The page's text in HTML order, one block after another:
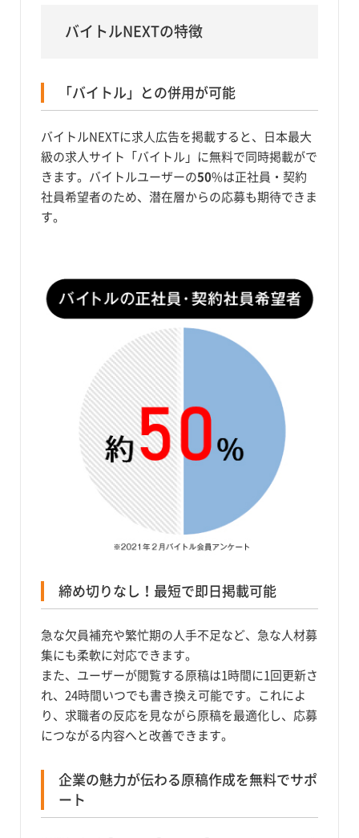
バイトルNEXTの特徴
「バイトル」との併用が可能
バイトルNEXTに求⼈広告を掲載すると、日本最大
級の求人サイト「バイトル」に無料で同時掲載がで
きます。バイトルユーザーの50%は正社員・契約
社員希望者のため、潜在層からの応募も期待できま
す。
締め切りなし！最短で即日掲載可能
急な欠員補充や繁忙期の人手不足など、急な人材募
集にも柔軟に対応できます。
また、ユーザーが閲覧する原稿は1時間に1回更新さ
れ、24時間いつでも書き換え可能です。これによ
り、求職者の反応を見ながら原稿を最適化し、応募
につながる内容へと改善できます。
企業の魅力が伝わる原稿作成を無料でサポ
ート